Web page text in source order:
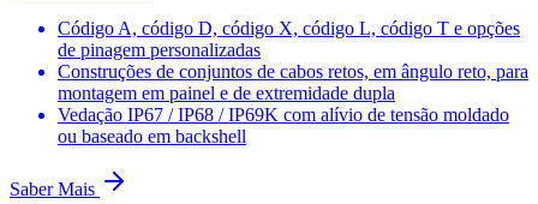
Código A, código D, código X, código L, código T e opções
de pinagem personalizadas
Construções de conjuntos de cabos retos, em ângulo reto, para
montagem em painel e de extremidade dupla
Vedação IP67 / IP68 / IP69K com alívio de tensão moldado
ou baseado em backshell
Saber Mais